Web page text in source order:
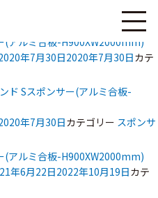
スポンサ
(アルミ合板-H900XW2000mm)
年7月30日2020年7月30日カテ
ド Sスポンサー(アルミ合板-
年7月30日カテゴリー スポンサ
(アルミ合板-H900XW2000mm)
年6月22日2022年10月19日カテ